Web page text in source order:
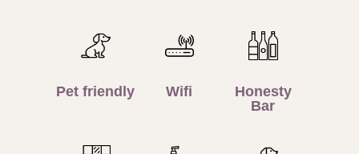
Pet friendly Wifi
Honesty
Bar